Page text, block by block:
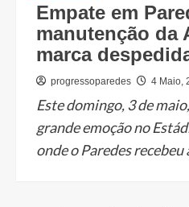
Empate em
manutenção da
marca
progressoparedes 4 Maio,
Este domingo, 3 de
grande emoção no
onde o Paredes recebeu